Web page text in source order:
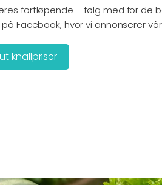
fortløpende – følg med for de
på Facebook, hvor vi annonserer
knallpriser